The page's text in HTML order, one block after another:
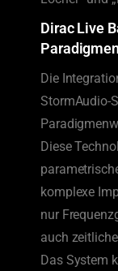
Dirac Live
Die
StormAudio-
Diese
komplexe
nur
auch
Das System